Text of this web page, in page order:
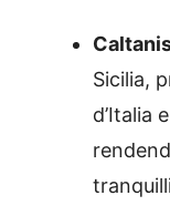
Sicilia,
d’Italia